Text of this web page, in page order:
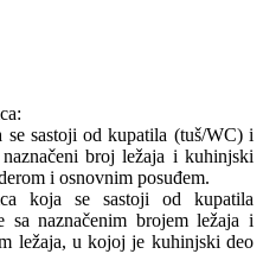
se sastoji od kupatila (tuš/WC) i
broj ležaja i kuhinjski
i osnovnim posuđem.
koja se sastoji od kupatila
sa naznačenim brojem ležaja i
ležaja, u kojoj je kuhinjski deo